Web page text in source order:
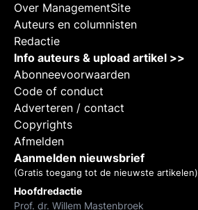
Over ManagementSite
Auteurs en columnisten
Redactie
Info auteurs & upload artikel >>
Abonneevoorwaarden
Code of conduct
Adverteren / contact
Copyrights
Afmelden
Aanmelden nieuwsbrief
(Gratis toegang tot de nieuwste artikelen)
Hoofdredactie
Prof. dr. Willem Mastenbroek